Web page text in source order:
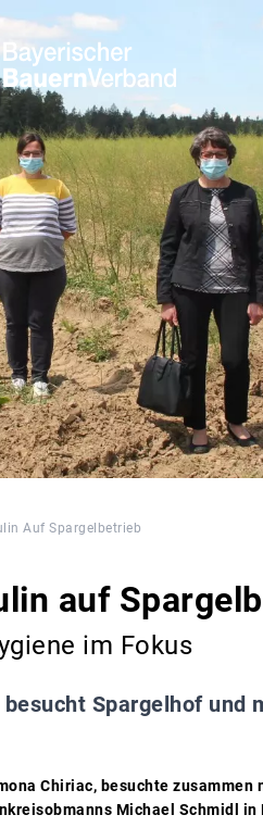
Auf Spargelbetrieb
auf
im Fokus
Spargelhof und
Chiriac, besuchte
Michael Schmidl